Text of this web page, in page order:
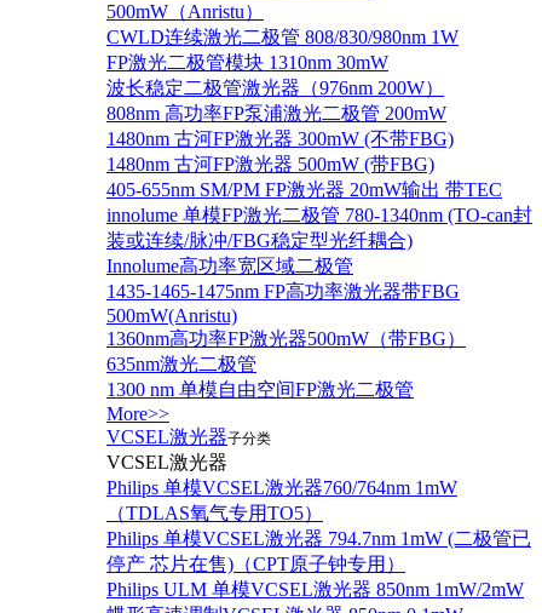
500mW（Anristu）
CWLD连续激光二极管 808/830/980nm 1W
FP激光二极管模块 1310nm 30mW
波长稳定二极管激光器（976nm 200W）
808nm 高功率FP泵浦激光二极管 200mW
1480nm 古河FP激光器 300mW (不带FBG)
1480nm 古河FP激光器 500mW (带FBG)
405-655nm SM/PM FP激光器 20mW输出 带TEC
innolume 单模FP激光二极管 780-1340nm (TO-can封
装或连续/脉冲/FBG稳定型光纤耦合)
Innolume高功率宽区域二极管
1435-1465-1475nm FP高功率激光器带FBG
500mW(Anristu)
1360nm高功率FP激光器500mW（带FBG）
635nm激光二极管
1300 nm 单模自由空间FP激光二极管
More>>
VCSEL激光器子分类
VCSEL激光器
Philips 单模VCSEL激光器760/764nm 1mW
（TDLAS氧气专用TO5）
Philips 单模VCSEL激光器 794.7nm 1mW (二极管已
停产 芯片在售)（CPT原子钟专用）
Philips ULM 单模VCSEL激光器 850nm 1mW/2mW